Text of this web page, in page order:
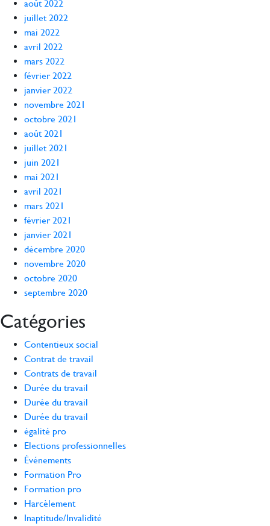
août 2022
juillet 2022
mai 2022
avril 2022
mars 2022
février 2022
janvier 2022
novembre 2021
octobre 2021
août 2021
juillet 2021
juin 2021
mai 2021
avril 2021
mars 2021
février 2021
janvier 2021
décembre 2020
novembre 2020
octobre 2020
septembre 2020
Catégories
Contentieux social
Contrat de travail
Contrats de travail
Durée du travail
Durée du travail
Durée du travail
égalité pro
Elections professionnelles
Événements
Formation Pro
Formation pro
Harcèlement
Inaptitude/Invalidité